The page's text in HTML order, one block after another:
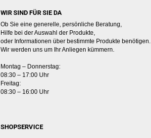
WIR SIND FÜR SIE DA
Ob Sie eine generelle, persönliche Beratung,
Hilfe bei der Auswahl der Produkte,
oder Informationen über bestimmte Produkte benötigen.
Wir werden uns um Ihr Anliegen kümmern.
Montag – Donnerstag:
08:30 – 17:00 Uhr
Freitag:
08:30 – 16:00 Uhr
SHOPSERVICE